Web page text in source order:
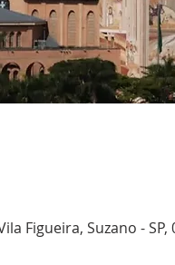
Figueira, Suzano - SP,